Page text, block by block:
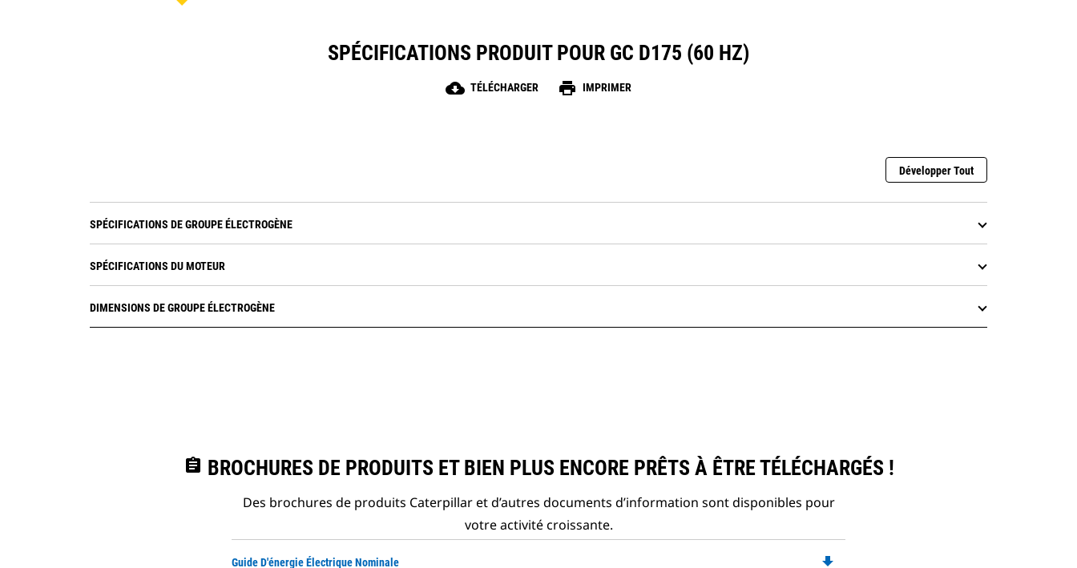
SPÉCIFICATIONS PRODUIT POUR GC D175 (60 HZ)
cloud_download TÉLÉCHARGER print IMPRIMER
Développer Tout
SPÉCIFICATIONS DE GROUPE ÉLECTROGÈNE
SPÉCIFICATIONS DU MOTEUR
DIMENSIONS DE GROUPE ÉLECTROGÈNE
assignment BROCHURES DE PRODUITS ET BIEN PLUS ENCORE PRÊTS À ÊTRE TÉLÉCHARGÉS !
Des brochures de produits Caterpillar et d’autres documents d’information sont disponibles pour
votre activité croissante.
Guide D'énergie Électrique Nominale file_download